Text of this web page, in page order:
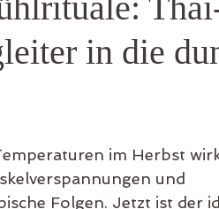
in die
im Herbst
und
Folgen. Jetzt ist der